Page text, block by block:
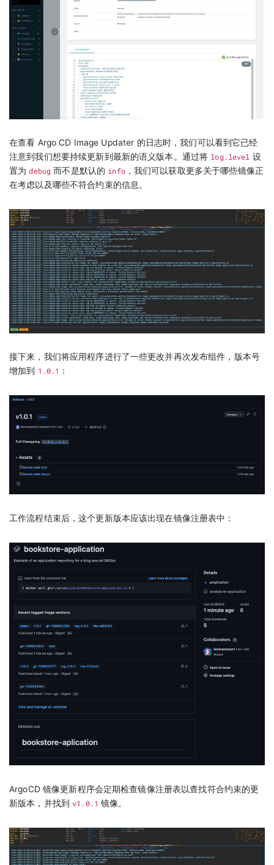
在查看 Argo CD Image Updater 的日志时，我们可以看到它已经
注意到我们想要持续更新到最新的语义版本。通过将 log.level 设
置为debug 而不是默认的 info，我们可以获取更多关于哪些镜像正
在考虑以及哪些不符合约束的信息。
接下来，我们将应用程序进行了一些更改并再次发布组件，版本号
增加到 1.0.1 ：
工作流程结束后，这个更新版本应该出现在镜像注册表中：
ArgoCD 镜像更新程序会定期检查镜像注册表以查找符合约束的更
新版本，并找到v1.0.1 镜像。